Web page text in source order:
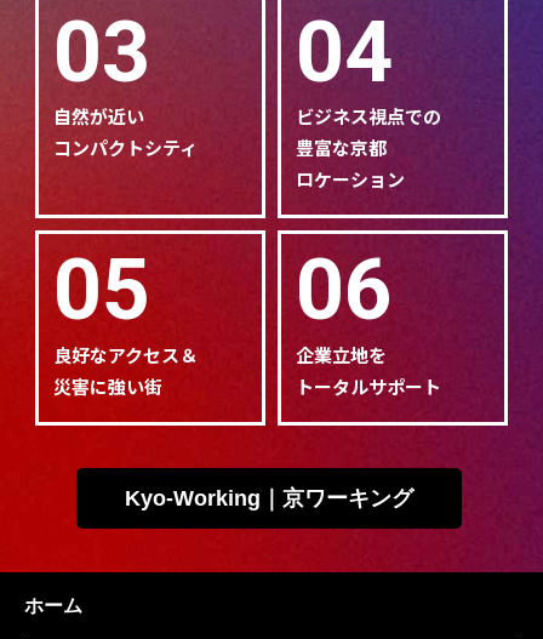
03
自然が近い
コンパクトシティ
04
ビジネス視点での
豊富な京都
ロケーション
05
良好なアクセス＆
災害に強い街
06
企業立地を
トータルサポート
Kyo-Working｜京ワーキング
ホーム